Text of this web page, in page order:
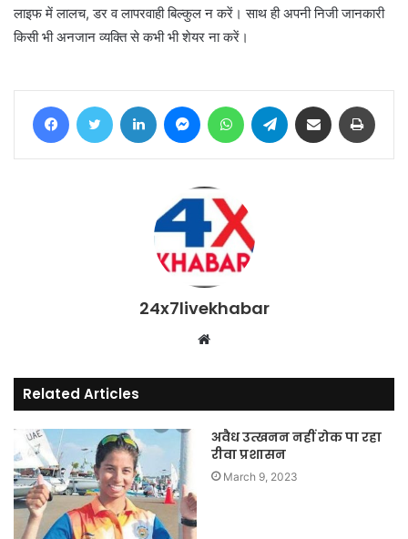
लाइफ में लालच, डर व लापरवाही बिल्कुल न करें। साथ ही अपनी निजी जानकारी
किसी भी अनजान व्यक्ति से कभी भी शेयर ना करें।
FacebookTwitter LinkedIn MessengerWhatsAppTelegram Share via Email
24x7livekhabar
Website
Related Articles
अवैध उत्खनन नहीं रोक पा रहा
रीवा प्रशासन
March 9, 2023